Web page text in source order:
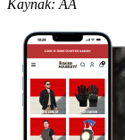
Kaynak: AA